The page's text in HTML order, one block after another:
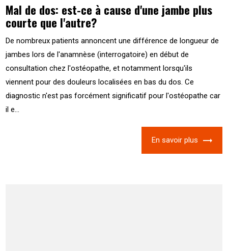
Mal de dos: est-ce à cause d'une jambe plus
courte que l'autre?
De nombreux patients annoncent une différence de longueur de
jambes lors de l'anamnèse (interrogatoire) en début de
consultation chez l'ostéopathe, et notamment lorsqu'ils
viennent pour des douleurs localisées en bas du dos. Ce
diagnostic n'est pas forcément significatif pour l'ostéopathe car
il e...
En savoir plus